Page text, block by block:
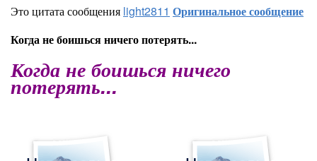
Это цитата сообщения light2811 Оригинальное сообщение
Когда не боишься ничего потерять...
Когда не боишься ничего
потерять...